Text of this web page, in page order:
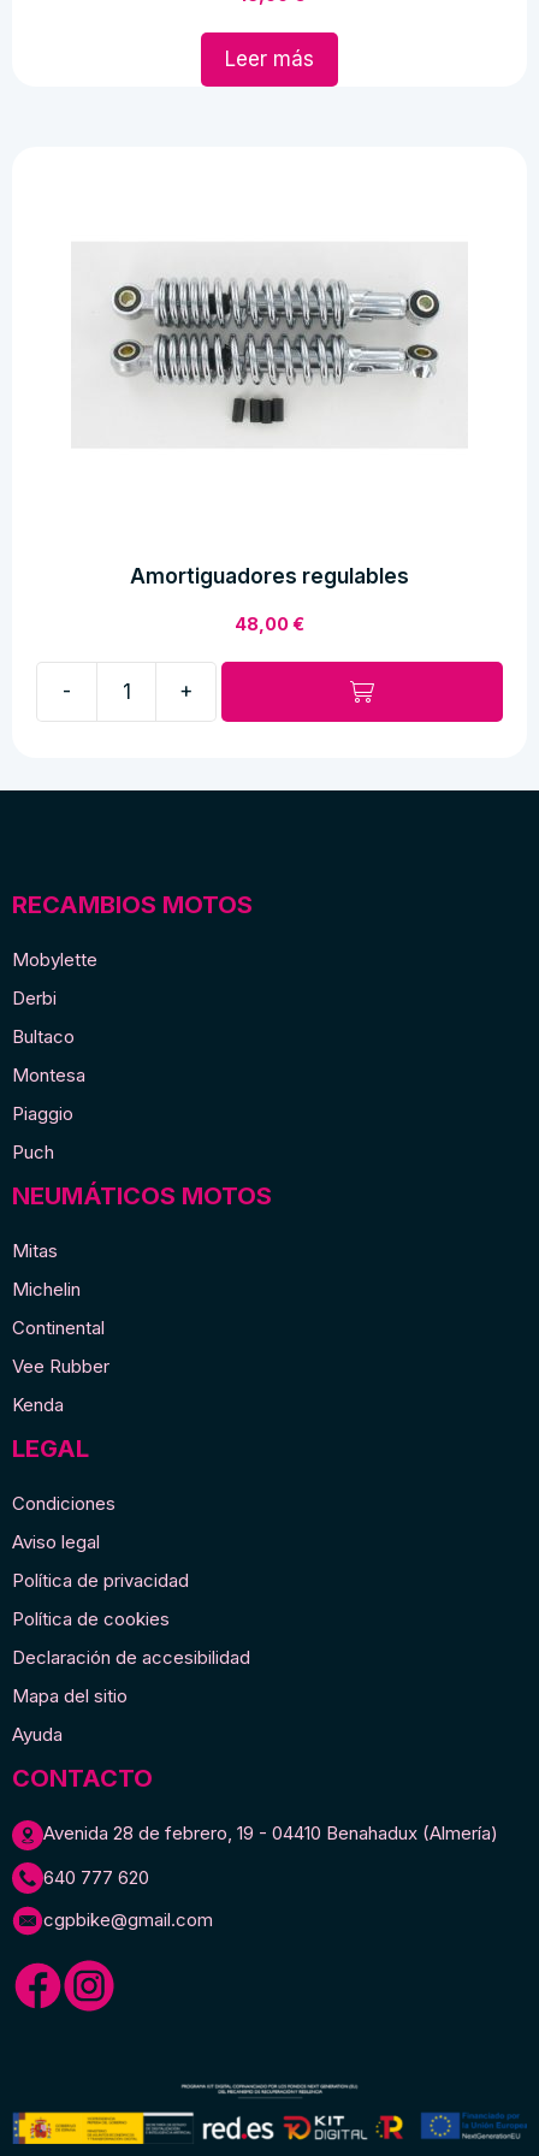
Leer más
Amortiguadores regulables
48,00€
-
Amortiguadores
+
RECAMBIOS MOTOS
Mobylette
Derbi
Bultaco
Montesa
Piaggio
Puch
NEUMÁTICOS MOTOS
Mitas
Michelin
Continental
Vee Rubber
Kenda
LEGAL
Condiciones
Aviso legal
Política de privacidad
Política de cookies
Declaración de accesibilidad
Mapa del sitio
Ayuda
CONTACTO
Avenida 28 de febrero, 19 - 04410 Benahadux (Almería)
640 777 620
cgpbike@gmail.com